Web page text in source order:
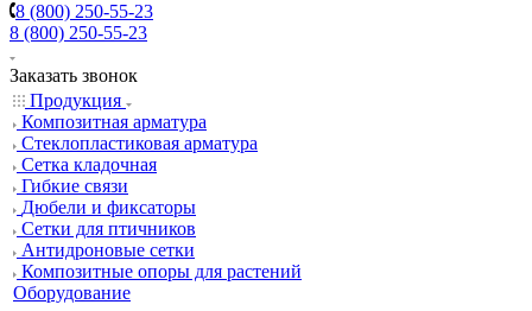
8 (800) 250-55-23
8 (800) 250-55-23
Заказать звонок
Продукция
Композитная арматура
Cтеклопластиковая арматура
Сетка кладочная
Гибкие связи
Дюбели и фиксаторы
Сетки для птичников
Антидроновые сетки
Композитные опоры для растений
Оборудование